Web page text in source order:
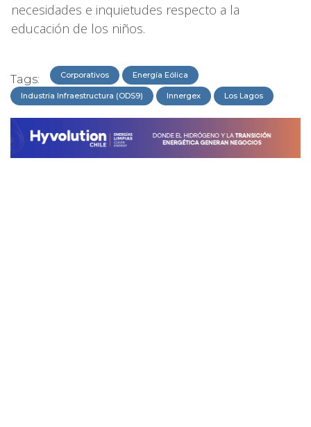
necesidades e inquietudes respecto a la
educación de los niños.
Tags: Corporativos Energía Eólica
Industria Infraestructura (ODS9) Innergex Los Lagos